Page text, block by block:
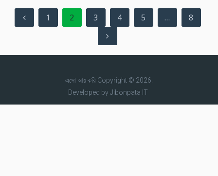
Posts
pagination
1 2 3 4 5 … 8
এসো আয় করিCopyright © 2026.
Developed byJibonpata IT